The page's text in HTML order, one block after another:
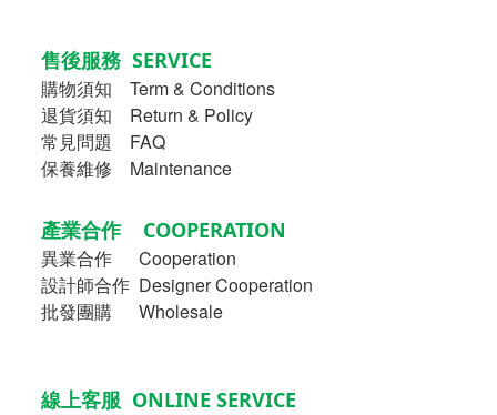
售後服務 SERVICE
購物須知
Term & Conditions
退貨須知 Return & Policy
常見問題 FAQ
保養維修 Maintenance
產業合作 COOPERATION
異業合作
Cooperation
設計師合作 Designer Cooperation
批發團購 Wholesale
線上客服 ONLINE SERVICE